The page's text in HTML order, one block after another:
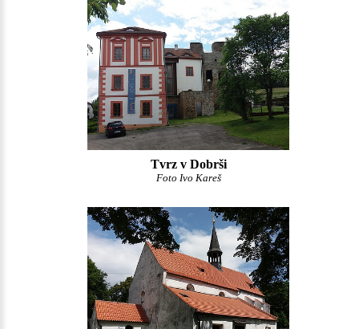
Tvrz v Dobrši
Foto Ivo Kareš